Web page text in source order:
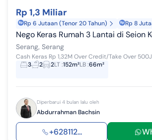
Rp 1,3 Miliar
Rp 6 Jutaan (Tenor 20 Tahun) Rp 8
Nego Keras Rumah 3 Lantai di Seion
Serang, Serang
3
2 2LT:152m²LB:66m²
Diperbarui 4 bulan lalu oleh
Abdurrahman Bachsin
+628112...